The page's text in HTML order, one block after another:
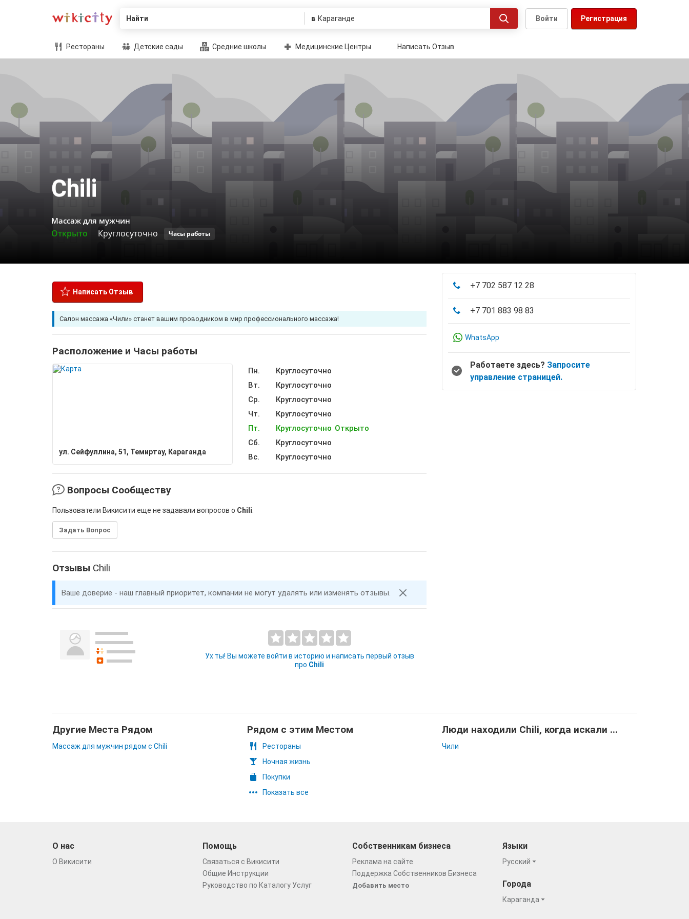
Найти в Регистрация
Войти
Рестораны Детские сады Средние школы Медицинские Центры Написать Отзыв
Chili
Массаж для мужчин
Открыто Круглосуточно Часы работы
Написать Отзыв
Салон массажа «Чили» станет вашим проводником в мир профессионального массажа!
Расположение и Часы работы
​ул. Сейфуллина, 51, Темиртау, Караганда
Пн.
Круглосуточно
Вт.
Круглосуточно
Ср.
Круглосуточно
Чт.
Круглосуточно
Пт.
Круглосуточно Открыто
Сб.
Круглосуточно
Вс.
Круглосуточно
Вопросы Сообществу
Пользователи Викисити еще не задавали вопросов о Chili
Задать Вопрос
Отзывы Chili
Ваше доверие - наш главный приоритет, компании не могут удалять или изменять отзывы.
Ух ты! Вы можете войти в историю и написать первый отзыв
про Chili
+7 702 587 12 28
+7 701 883 98 83
WhatsApp
Работаете здесь? Запросите
управление страницей.
Другие Места Рядом
Массаж для мужчин рядом с Chili
Рядом с этим Местом
Рестораны
Ночная жизнь
Покупки
Показать все
Люди находили Chili, когда искали ...
Чили
О нас
О Викисити
Помощь
Связаться с Викисити
Общие Инструкции
Руководство по Каталогу Услуг
Собственникам бизнеса
Реклама на сайте
Поддержка Собственников Бизнеса
Добавить место
Языки
Русский
Города
Караганда